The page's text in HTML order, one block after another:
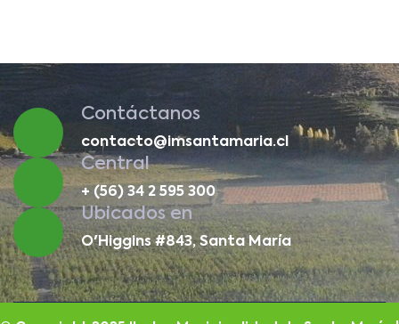
Contáctanos
contacto@imsantamaria.cl
Central
+ (56) 34 2 595 300
Ubicados en
O'Higgins #843, Santa María